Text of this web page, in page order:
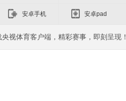
安卓手机 安卓pad
央视体育客户端，精彩赛事，即刻呈现！